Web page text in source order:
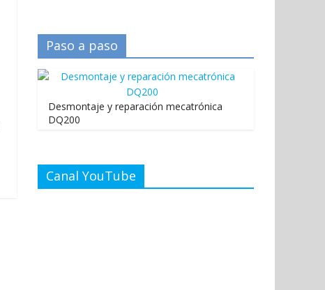
Paso a paso
Desmontaje y reparación mecatrónica
DQ200
Canal YouTube